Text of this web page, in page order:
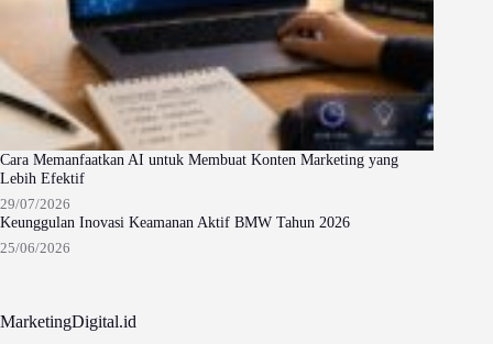
Cara Memanfaatkan AI untuk Membuat Konten Marketing yang
Lebih Efektif
29/07/2026
Keunggulan Inovasi Keamanan Aktif BMW Tahun 2026
25/06/2026
MarketingDigital.id